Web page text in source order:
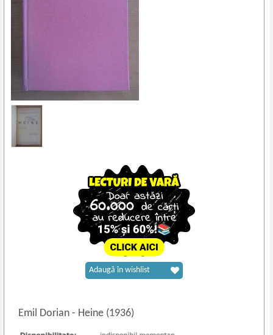
Emil Dorian- Heine (1936)
Adaugă în wishlist